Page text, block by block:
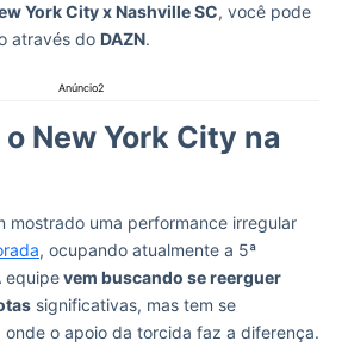
York City x Nashville SC, você pode
através do DAZN.
Anúncio2
New York City na
mostrado uma performance irregular
, ocupando atualmente a 5ª
equipevem buscando se reerguer
significativas, mas tem se
o apoio da torcida faz a diferença.